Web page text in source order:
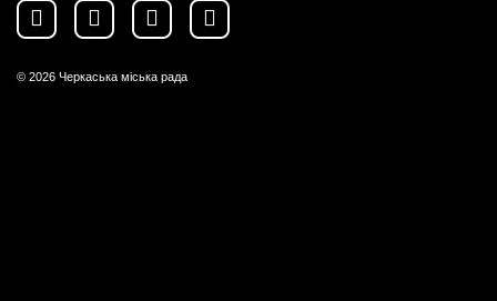
© 2026 Черкаська міська рада